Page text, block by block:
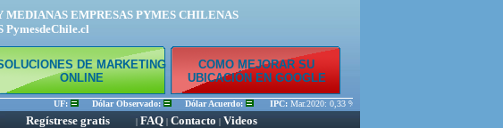
EMPRESAS PYMES CHILENAS
PymesdeChile.cl
DE MARKETING
ONLINE
COMO MEJORAR SU
UBICACIÓN EN GOOGLE
UF: Dólar Observado: Dólar Acuerdo: IPC:Mar.2020: 0,33 % Feb.2020: 0,45 % Ene.2020: 0,56 %
Regístrese gratis | FAQ | Contacto | Videos